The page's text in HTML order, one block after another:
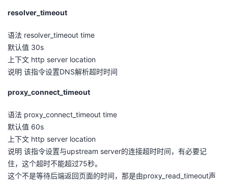
resolver_timeout
语法 resolver_timeout time
默认值 30s
上下文 http server location
说明 该指令设置DNS解析超时时间
proxy_connect_timeout
语法 proxy_connect_timeout time
默认值 60s
上下文 http server location
说明 该指令设置与upstream server的连接超时时间，有必要记
住，这个超时不能超过75秒。
这个不是等待后端返回页面的时间，那是由proxy_read_timeout声